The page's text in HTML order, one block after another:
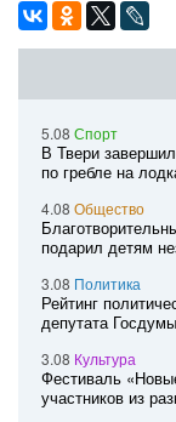
5.08 Спорт
В Твери
по гребле на
4.08 Общество
подарил детям
3.08 Политика
Рейтинг
депутата
3.08 Культура
Фестиваль
участников из